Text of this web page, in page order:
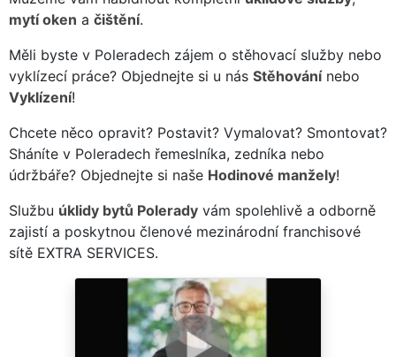
mytí oken a čištění.
Měli byste v Poleradech zájem o stěhovací služby nebo
vyklízecí práce? Objednejte si u nás Stěhovánínebo
Vyklízení!
Chcete něco opravit? Postavit? Vymalovat? Smontovat?
Sháníte v Poleradech řemeslníka, zedníka nebo
údržbáře? Objednejte si naše Hodinové manžely!
Službu úklidy bytů Polerady vám spolehlivě a odborně
zajistí a poskytnou členové mezinárodní franchisové
sítě EXTRA SERVICES.